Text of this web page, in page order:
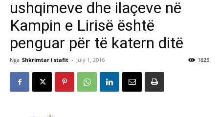
ushqimeve dhe ilaçeve në
Kampin e Lirisë është
penguar për të katern ditë
Nga Shkrimtar i stafit - July 1, 2016 1625